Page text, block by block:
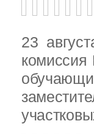
23
комиссия